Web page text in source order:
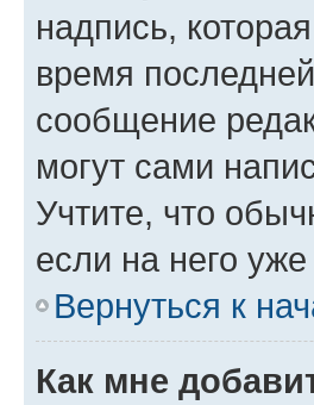
надпись,
время
сообщение
могут сами
Учтите, что
если на него уже
Вернуться к
Как мне